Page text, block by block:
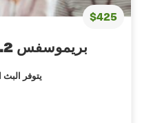
$425
بريموسفس 3.2 مدقق حسابات
يتوفر